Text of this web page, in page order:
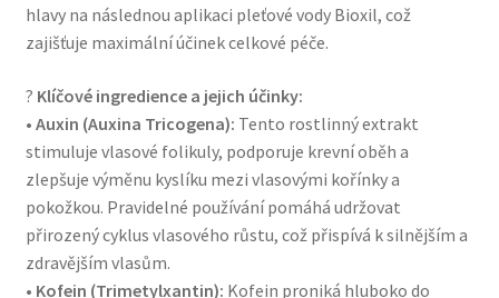
hlavy na následnou aplikaci pleťové vody Bioxil, což
zajišťuje maximální účinek celkové péče.
? Klíčové ingredience a jejich účinky:
• Auxin (Auxina Tricogena): Tento rostlinný extrakt
stimuluje vlasové folikuly, podporuje krevní oběh a
zlepšuje výměnu kyslíku mezi vlasovými kořínky a
pokožkou. Pravidelné používání pomáhá udržovat
přirozený cyklus vlasového růstu, což přispívá k silnějším a
zdravějším vlasům.
• Kofein (Trimetylxantin): Kofein proniká hluboko do